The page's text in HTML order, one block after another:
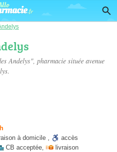
Andelys", pharmacie située avenue
à domicile ,
accès
CB acceptée, livraison